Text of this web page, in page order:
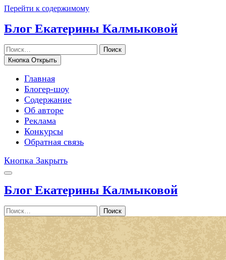
Перейти к содержимому
Блог Екатерины Калмыковой
Поиск
Кнопка Открыть
Главная
Блогер-шоу
Содержание
Об авторе
Реклама
Конкурсы
Обратная связь
Кнопка Закрыть
Блог Екатерины Калмыковой
Поиск